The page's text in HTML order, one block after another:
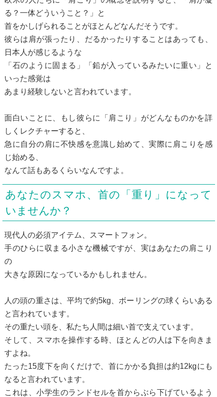
る？一体どういうこと？」と
首をかしげられることがほとんどなんだそうです。
彼らは肩が張ったり、だるかったりすることはあっても、
日本人が感じるような
「石のように固まる」「鉛が入っているみたいに重い」と
いった感覚は
あまり経験しないと言われています。
面白いことに、もし彼らに「肩こり」がどんなものかを詳
しくレクチャーすると、
急に自分の肩に不快感を意識し始めて、実際に肩こりを感
じ始める、
なんて話もあるくらいなんですよ。
あなたのスマホ、首の「重り」になって
いませんか？
現代人の必須アイテム、スマートフォン。
手のひらに収まる小さな機械ですが、実はあなたの肩こり
の
大きな原因になっているかもしれません。
人の頭の重さは、平均で約5kg、ボーリングの球くらいある
と言われています。
その重たい頭を、私たち人間は細い首で支えています。
そして、スマホを操作する時、ほとんどの人は下を向きま
すよね。
たった15度下を向くだけで、首にかかる負担は約12kgにも
なると言われています。
これは、小学生のランドセルを首からぶら下げているよう